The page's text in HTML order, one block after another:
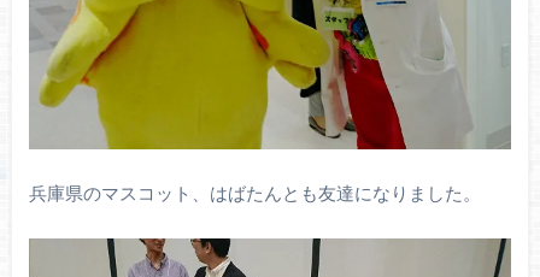
兵庫県のマスコット、はばたんとも友達になりました。